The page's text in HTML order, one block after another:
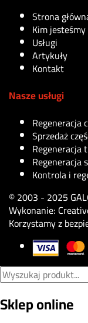
Strona
Kim jesteśmy
Usługi
Artykuły
Kontakt
Nasze usługi
Regeneracja
Sprzedaż
Regeneracja
Regeneracja
Kontrola i
© 2003 - 2025
Wykonanie:
Korzystamy z
Sklep online